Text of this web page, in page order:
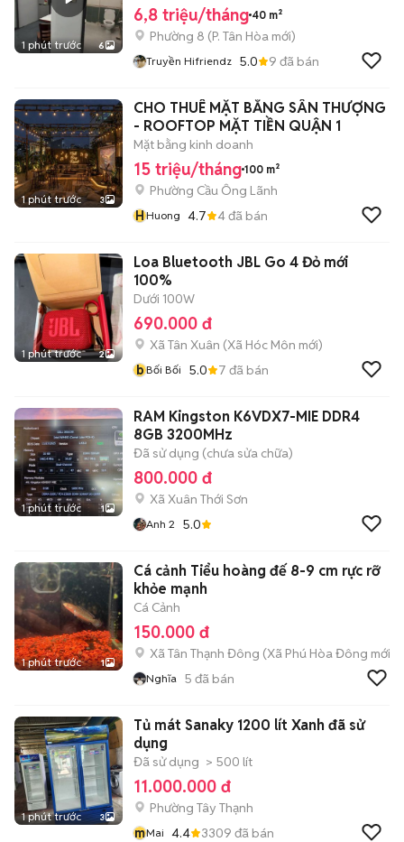
1 phút trước 6
6,8 triệu/tháng 40 m²
Phường 8 (P. Tân Hòa mới)
Truyền Hifriendz 5.0 9 đã bán
1 phút trước 3
CHO THUÊ MẶT BẰNG SÂN THƯỢNG
- ROOFTOP MẶT TIỀN QUẬN 1
Mặt bằng kinh doanh
15 triệu/tháng 100 m²
Phường Cầu Ông Lãnh
HHuong 4.7 4đã bán
1 phút trước 2
Loa Bluetooth JBL Go 4 Đỏ mới
100%
Dưới 100W
690.000 đ
Xã Tân Xuân (Xã Hóc Môn mới)
bBối Bối 5.0 7 đã bán
1 phút trước 1
RAM Kingston K6VDX7-MIE DDR4
8GB 3200MHz
Đã sử dụng (chưa sửa chữa)
800.000 đ
Xã Xuân Thới Sơn
Anh 2 5.0
1 phút trước 1
Cá cảnh Tiểu hoàng đế 8-9 cm rực rỡ
khỏe mạnh
Cá Cảnh
150.000 đ
Xã Tân Thạnh Đông (Xã Phú Hòa Đông mới)
Nghĩa 5 đã bán
1 phút trước 3
Tủ mát Sanaky 1200 lít Xanh đã sử
dụng
Đã sử dụng > 500 lít
11.000.000 đ
Phường Tây Thạnh
mMai 4.4 3309 đã bán